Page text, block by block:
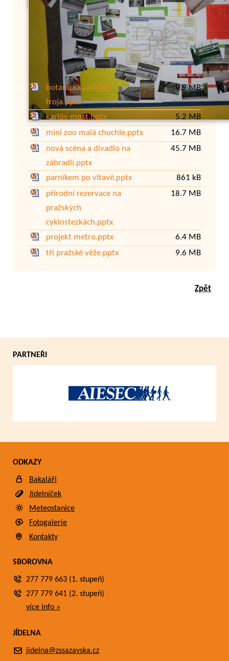
Přílohy:
botanická zahrada
troja.pptx
9.9 MB
karlův most.pptx
5.2 MB
mini zoo malá chuchle.pptx
16.7 MB
nová scéna a divadlo na
zábradlí.pptx
45.7 MB
parníkem po vltavě.pptx
861 kB
přírodní rezervace na
pražských
cyklostezkách.pptx
18.7 MB
projekt metro.pptx
6.4 MB
tři pražské věže.pptx
9.6 MB
Zpět
PARTNEŘI
ODKAZY
Bakaláři
Jídelníček
Meteostanice
Fotogalerie
Kontakty
SBOROVNA
277 779 663 (1. stupeň)
277 779 641 (2. stupeň)
více info »
JÍDELNA
jidelna@zssazavska.cz